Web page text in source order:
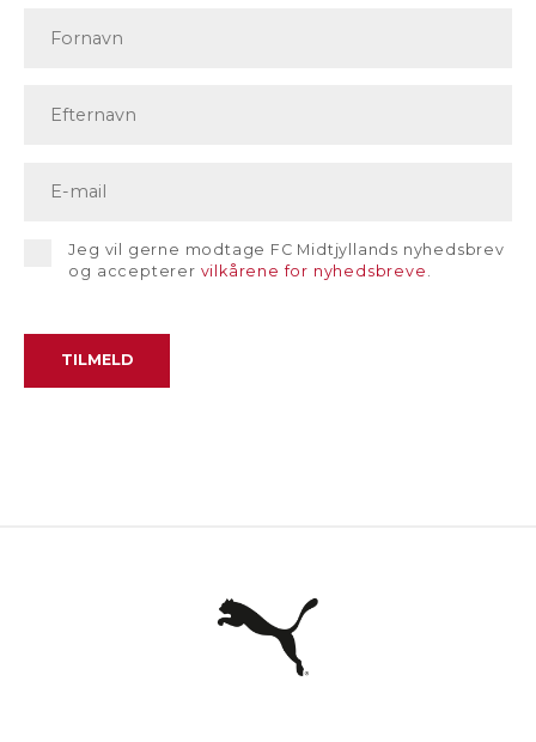
Jeg vil gerne modtage FC Midtjyllands nyhedsbrev
og accepterer vilkårene for nyhedsbreve